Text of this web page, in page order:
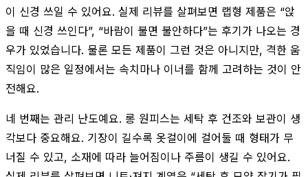
이 신경 쓰일 수 있어요. 실제 리뷰를 살펴보면 랩형 제품은 “앉
을 때 신경 쓰인다”, “바람이 불면 불안하다”는 후기가 나오는 경
우가 있었습니다. 물론 모든 제품이 그런 것은 아니지만, 격한 움
직임이 많은 일정에서는 속치마나 이너를 함께 고려하는 것이 안
전해요.
네 번째는 관리 난도예요. 롱 원피스는 세탁 후 건조와 보관이 생
각보다 중요해요. 기장이 길수록 옷걸이에 걸어둘 때 형태가 무
너질 수 있고, 소재에 따라 늘어짐이나 주름이 생길 수 있어요.